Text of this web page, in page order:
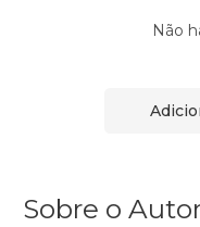
Não
Sobre o